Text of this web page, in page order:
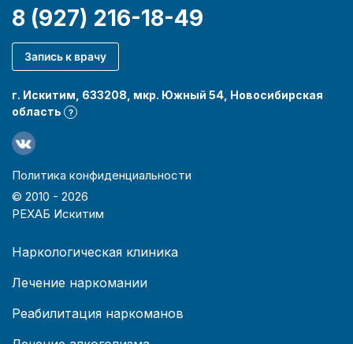
8 (927) 216-18-49
Запись к врачу
г. Искитим, 633208, мкр. Южный 54, Новосибирская
область
?
Политика конфиденциальности
© 2010 - 2026
РЕХАБ Искитим
Наркологическая клиника
Лечение наркомании
Реабилитация наркоманов